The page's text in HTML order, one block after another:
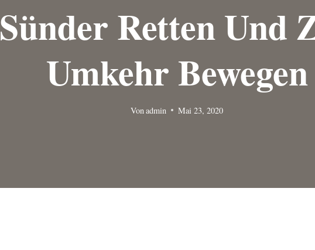
Sünder Retten Und
Umkehr Bewegen
Von admin Mai 23, 2020